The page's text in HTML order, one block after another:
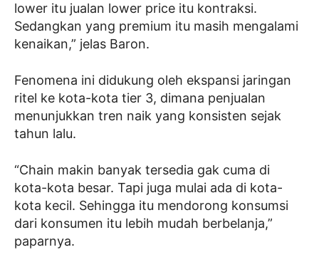
lower itu jualan lower price itu kontraksi.
Sedangkan yang premium itu masih mengalami
kenaikan,” jelas Baron.
Fenomena ini didukung oleh ekspansi jaringan
ritel ke kota-kota tier 3, dimana penjualan
menunjukkan tren naik yang konsisten sejak
tahun lalu.
“Chain makin banyak tersedia gak cuma di
kota-kota besar. Tapi juga mulai ada di kota-
kota kecil. Sehingga itu mendorong konsumsi
dari konsumen itu lebih mudah berbelanja,”
paparnya.